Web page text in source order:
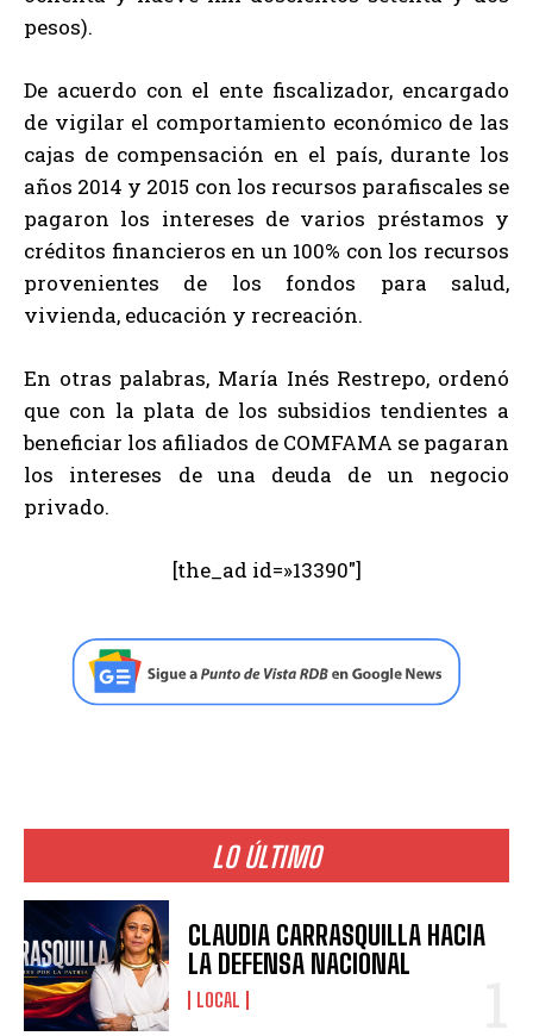
pesos).
De acuerdo con el ente fiscalizador, encargado
de vigilar el comportamiento económico de las
cajas de compensación en el país, durante los
años 2014 y 2015 con los recursos parafiscales se
pagaron los intereses de varios préstamos y
créditos financieros en un 100% con los recursos
provenientes de los fondos para salud,
vivienda, educación y recreación.
En otras palabras, María Inés Restrepo, ordenó
que con la plata de los subsidios tendientes a
beneficiar los afiliados de COMFAMA se pagaran
los intereses de una deuda de un negocio
privado.
[the_ad id=»13390″]
LO ÚLTIMO
CLAUDIA CARRASQUILLA HACIA
LA DEFENSA NACIONAL
LOCAL